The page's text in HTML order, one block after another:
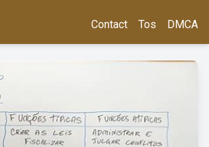
Contact Tos DMCA